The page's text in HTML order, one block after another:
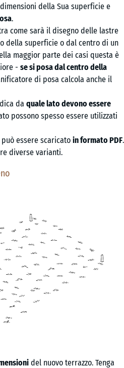
della Sua superficie e
.
come sarà il disegno delle lastre
della superficie o dal centro di un
maggior parte dei casi questa è
- se si posa dal centro della
di posa calcola anche il
da quale lato devono essere
possono spesso essere utilizzati
essere scaricato in formato PDF.
diverse varianti.
del nuovo terrazzo. Tenga